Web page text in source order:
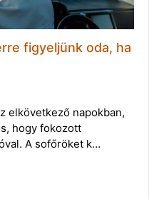
figyeljünk oda, ha
elkövetkező napokban,
hogy fokozott
A sofőröket k…